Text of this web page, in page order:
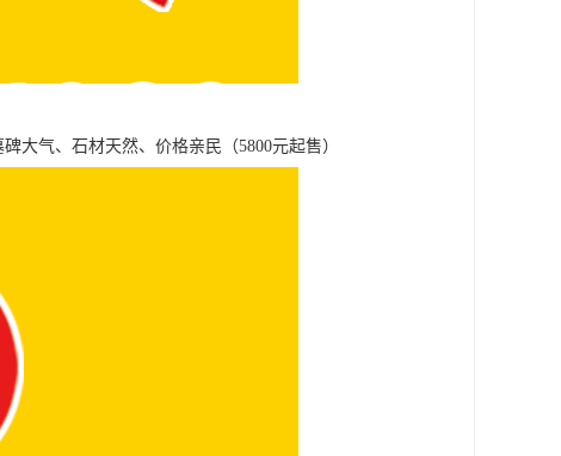
大气、石材天然、价格亲民（5800元起售）